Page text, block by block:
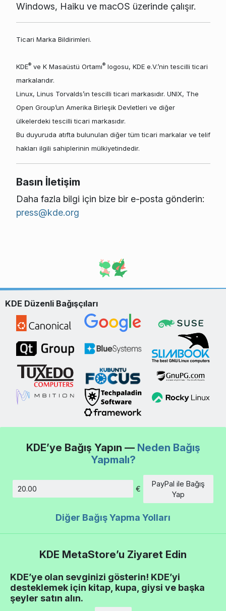
Windows, Haiku ve macOS üzerinde çalışır.
Ticari Marka Bildirimleri.
KDE®ve K Masaüstü Ortamı®logosu, KDE e.V.’nin tescilli ticari
markalarıdır.
Linux, Linus Torvalds’ın tescilli ticari markasıdır. UNIX, The
Open Group’un Amerika Birleşik Devletleri ve diğer
ülkelerdeki tescilli ticari markasıdır.
Bu duyuruda atıfta bulunulan diğer tüm ticari markalar ve telif
hakları ilgili sahiplerinin mülkiyetindedir.
Basın İletişim
Daha fazla bilgi için bize bir e-posta gönderin:
press@kde.org
KDE Düzenli Bağışçıları
KDE’ye Bağış Yapın — Neden Bağış
Yapmalı?
€
PayPal ile Bağış
Yap
Diğer Bağış Yapma Yolları
KDE MetaStore’u Ziyaret Edin
KDE’ye olan sevginizi gösterin! KDE’yi
desteklemek için kitap, kupa, giysi ve başka
şeyler satın alın.